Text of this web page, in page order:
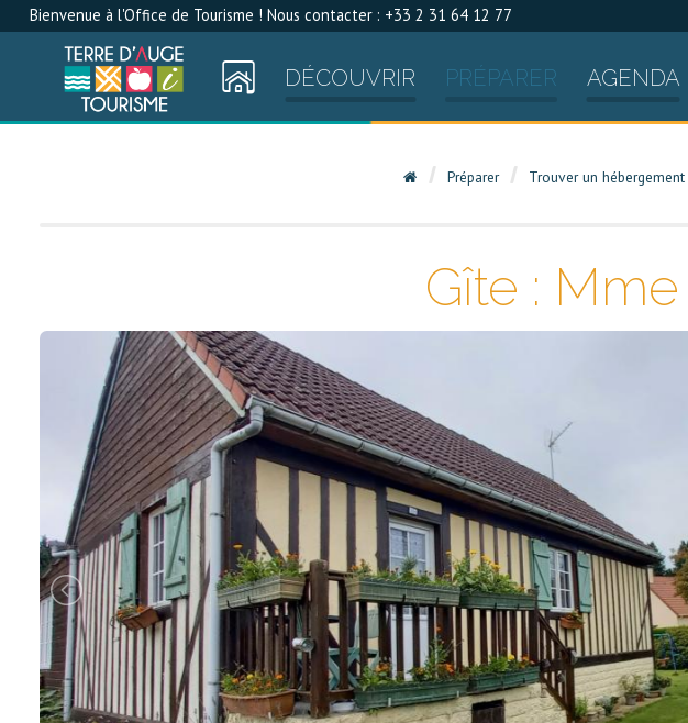
Bienvenue à l'Office de Tourisme ! Nous contacter : +33 2 31 64 12 77
DÉCOUVRIR PRÉPARER AGENDA
Préparer Trouver un hébergement
Gîte :